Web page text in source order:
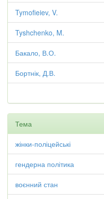
Tymofieiev, V.
Tyshchenko, M.
Бакало, В.О.
Бортнік, Д.В.
Тема
жінки-поліцейські
гендерна політика
воєнний стан